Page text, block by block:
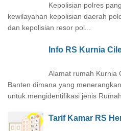
Kepolisian polres
kewilayahan kepolisian daerah
dan kepolisian resor pol...
Info RS Kurnia
Alamat rumah Kurnia
Banten dimana yang
untuk mengidentifikasi jenis Rumah
Tarif Kamar RS